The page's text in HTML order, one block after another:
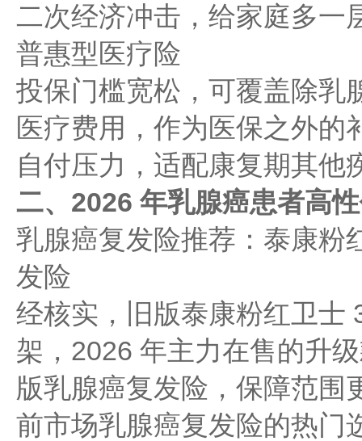
二次经济冲击，给家庭多一
普惠型医疗险
投保门槛宽松，可覆盖除乳
医疗费用，作为医保之外的
自付压力，适配康复期其他
二、2026 年乳腺癌患者高
乳腺癌复发险推荐：泰康粉
发险
经核实，旧版泰康粉红卫士
架，2026 年主力在售的升
版乳腺癌复发险，保障范围
前市场乳腺癌复发险的热门